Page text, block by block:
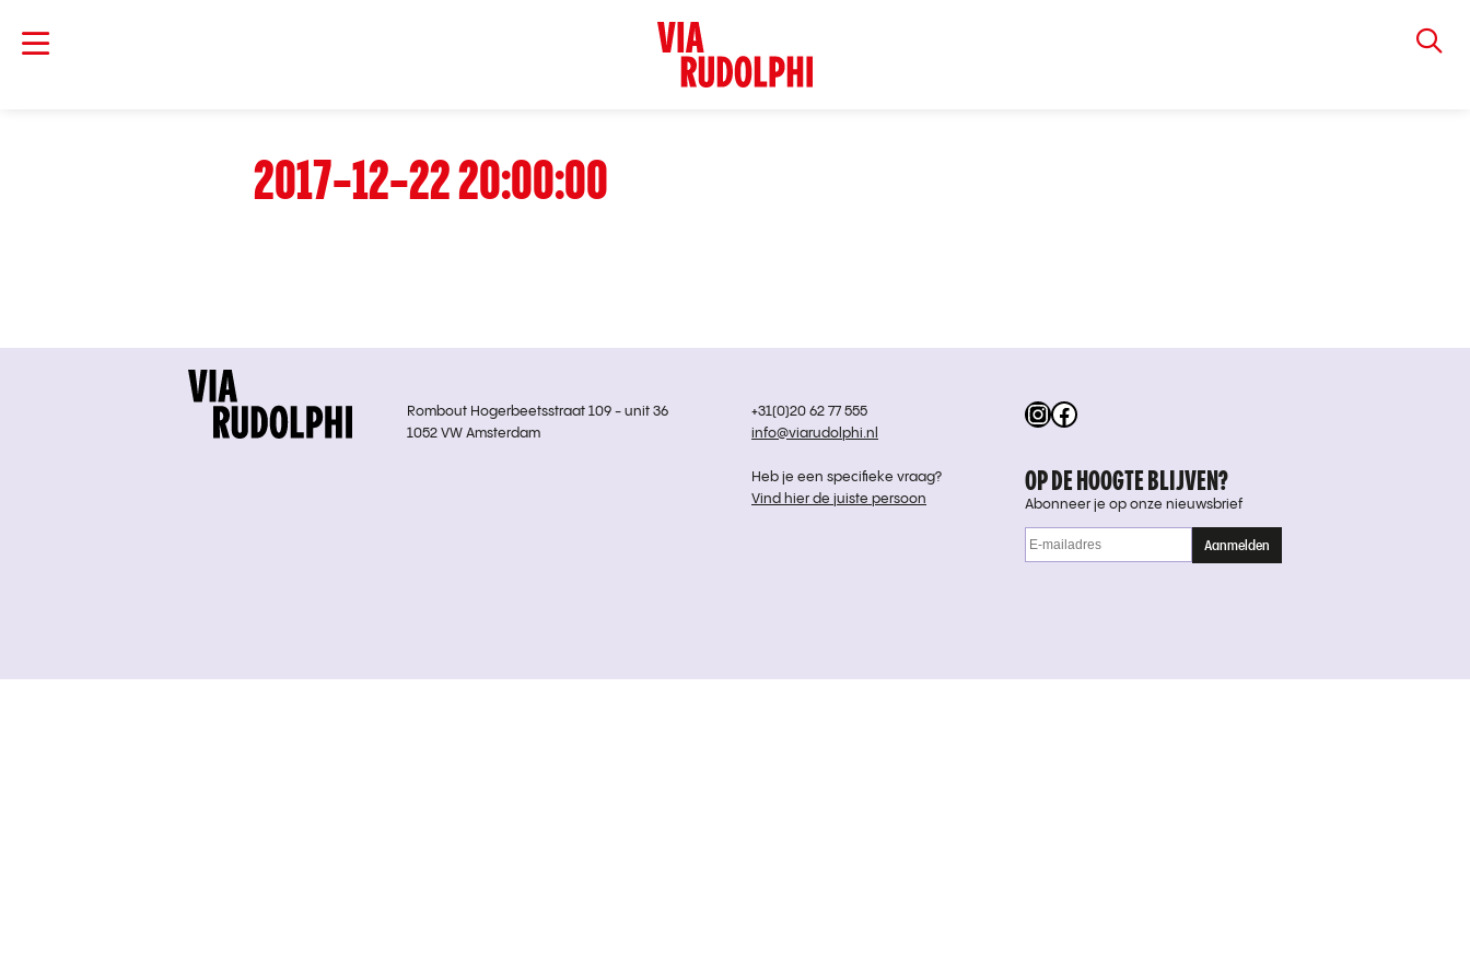
2017-12-22 20:00:00
Instagram
Facebook
Rombout Hogerbeetsstraat 109 - unit 36
1052 VW Amsterdam
+31(0)20 62 77 555
info@viarudolphi.nl
Heb je een specifieke vraag?
Vind hier de juiste persoon
OP DE HOOGTE BLIJVEN?
Abonneer je op onze nieuwsbrief